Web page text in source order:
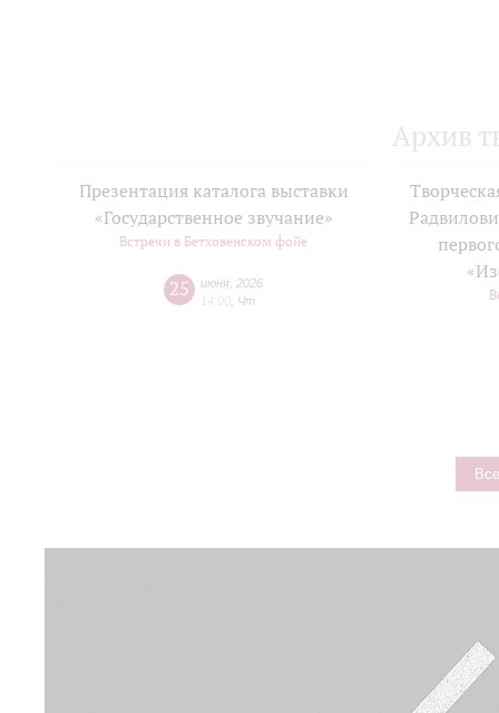
Архив
Презентация каталога выставки
«Государственное звучание»
Встречи в Бетховенском фойе
25 июня 2026
14:00 Чт